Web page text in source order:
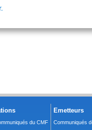
du CMF
Emetteurs
Communiqués